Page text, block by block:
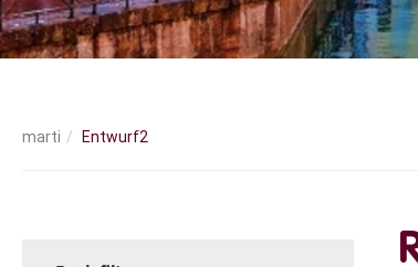
Entwurf2